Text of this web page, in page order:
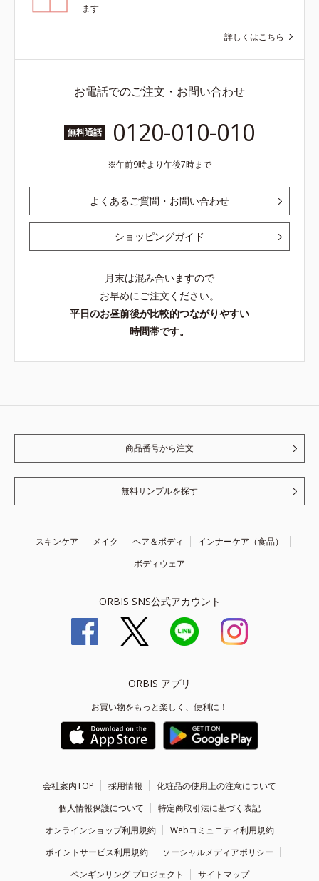
ます
詳しくはこちら
お電話でのご注文・お問い合わせ
無料通話 0120-010-010
午前9時より午後7時まで
よくあるご質問・お問い合わせ
ショッピングガイド
月末は混み合いますので
お早めにご注文ください。
平日のお昼前後が比較的つながりやすい
時間帯です。
商品番号から注文
無料サンプルを探す
スキンケア メイク ヘア＆ボディ
インナーケア（食品）
ボディウェア
ORBIS SNS公式アカウント
ORBIS アプリ
お買い物をもっと楽しく、便利に！
会社案内TOP 採用情報
化粧品の使用上の注意について
個人情報保護について
特定商取引法に基づく表記
オンラインショップ利用規約
Webコミュニティ利用規約
ポイントサービス利用規約
ソーシャルメディアポリシー
ペンギンリング プロジェクト
サイトマップ